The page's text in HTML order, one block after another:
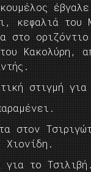
κεφαλιά του
στο
Κακολύρη,
στιγμή
στον
Χιονίδη.
για το